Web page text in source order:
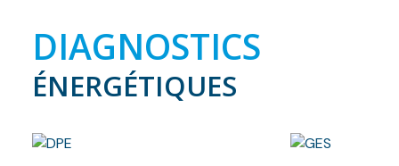
DIAGNOSTICS
ÉNERGÉTIQUES